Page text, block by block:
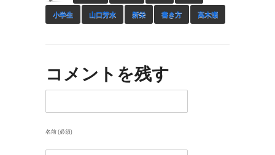
小学生 山口芳水 新栄 書き方 高木瀬
コメントを残す
名前 (必須)